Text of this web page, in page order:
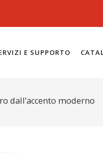
E SUPPORTO
dall’accento moderno